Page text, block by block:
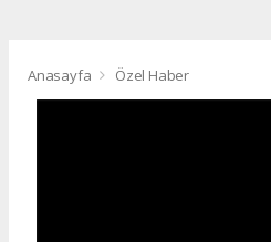
Anasayfa Özel Haber